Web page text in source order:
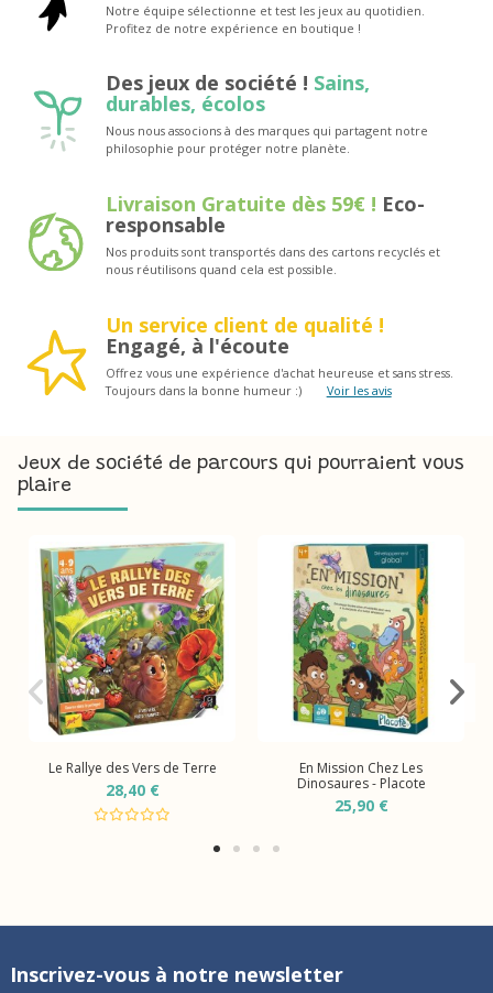
Notre équipe sélectionne et test les jeux au quotidien.
Profitez de notre expérience en boutique !
Des jeux de société ! Sains,
durables, écolos
Nous nous associons à des marques qui partagent notre
philosophie pour protéger notre planète.
Livraison Gratuite dès 59€ ! Eco-
responsable
Nos produits sont transportés dans des cartons recyclés et
nous réutilisons quand cela est possible.
Un service client de qualité !
Engagé, à l'écoute
Offrez vous une expérience d'achat heureuse et sans stress.
Toujours dans la bonne humeur :)
Voir les avis
Jeux de société de parcours qui pourraient vous
plaire
Le Rallye des Vers de Terre
28,40 €
En Mission Chez Les
Dinosaures - Placote
25,90 €
Inscrivez-vous à notre newsletter